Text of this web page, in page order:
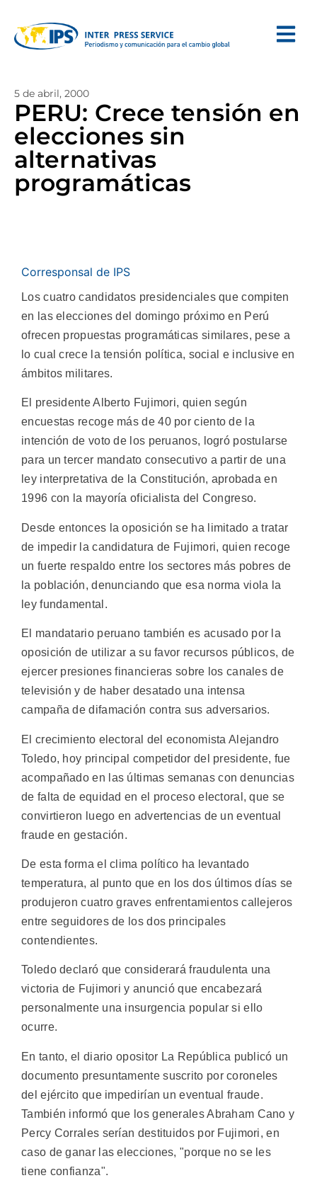
5 de abril, 2000
PERU: Crece tensión en
elecciones sin
alternativas
programáticas
Corresponsal de IPS
Los cuatro candidatos presidenciales que compiten
en las elecciones del domingo próximo en Perú
ofrecen propuestas programáticas similares, pese a
lo cual crece la tensión política, social e inclusive en
ámbitos militares.
El presidente Alberto Fujimori, quien según
encuestas recoge más de 40 por ciento de la
intención de voto de los peruanos, logró postularse
para un tercer mandato consecutivo a partir de una
ley interpretativa de la Constitución, aprobada en
1996 con la mayoría oficialista del Congreso.
Desde entonces la oposición se ha limitado a tratar
de impedir la candidatura de Fujimori, quien recoge
un fuerte respaldo entre los sectores más pobres de
la población, denunciando que esa norma viola la
ley fundamental.
El mandatario peruano también es acusado por la
oposición de utilizar a su favor recursos públicos, de
ejercer presiones financieras sobre los canales de
televisión y de haber desatado una intensa
campaña de difamación contra sus adversarios.
El crecimiento electoral del economista Alejandro
Toledo, hoy principal competidor del presidente, fue
acompañado en las últimas semanas con denuncias
de falta de equidad en el proceso electoral, que se
convirtieron luego en advertencias de un eventual
fraude en gestación.
De esta forma el clima político ha levantado
temperatura, al punto que en los dos últimos días se
produjeron cuatro graves enfrentamientos callejeros
entre seguidores de los dos principales
contendientes.
Toledo declaró que considerará fraudulenta una
victoria de Fujimori y anunció que encabezará
personalmente una insurgencia popular si ello
ocurre.
En tanto, el diario opositor La República publicó un
documento presuntamente suscrito por coroneles
del ejército que impedirían un eventual fraude.
También informó que los generales Abraham Cano y
Percy Corrales serían destituidos por Fujimori, en
caso de ganar las elecciones, "porque no se les
tiene confianza".